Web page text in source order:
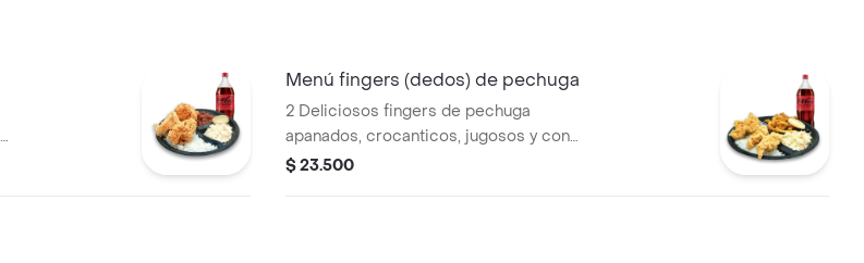
Menú fingers (dedos) de pechuga
2 Deliciosos fingers de pechuga
apanados, crocanticos, jugosos y con
mucho sabor, acompañados de arroz
$ 23.500